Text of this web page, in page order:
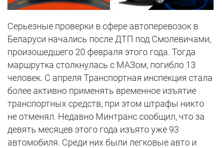
Серьезные проверки в сфере автоперевозок в
Беларуси начались после ДТП под Смолевичами,
произошедшего 20 февраля этого года. Тогда
маршрутка столкнулась с МАЗом, погибло 13
человек. С апреля Транспортная инспекция стала
более активно применять временное изъятие
транспортных средств, при этом штрафы никто
не отменял. Недавно Минтранс сообщил, что за
девять месяцев этого года изъято уже 93
автомобиля. Среди них были легковые авто и